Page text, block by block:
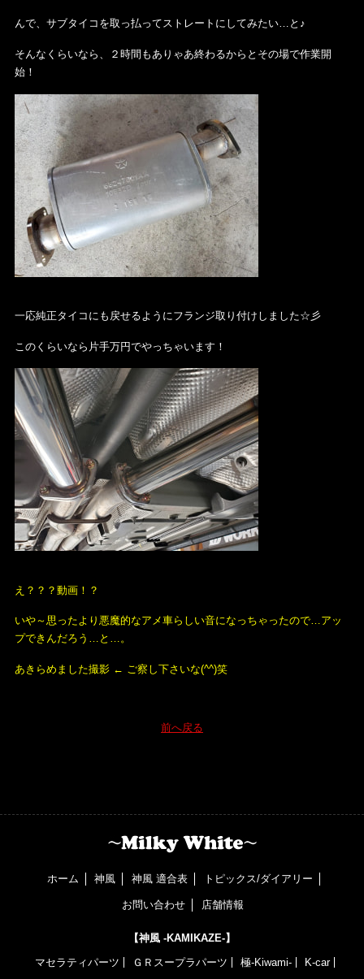
んで、サブタイコを取っ払ってストレートにしてみたい…と♪
そんなくらいなら、２時間もありゃあ終わるからとその場で作業開
始！
一応純正タイコにも戻せるようにフランジ取り付けしました☆彡
このくらいなら片手万円でやっちゃいます！
え？？？動画！？
いや～思ったより悪魔的なアメ車らしい音になっちゃったので…アッ
プできんだろう…と…。
あきらめました撮影 ← ご察し下さいな(^^)笑
前へ戻る
ホーム 神風 神風 適合表 トピックス/ダイアリー
お問い合わせ 店舗情報
【神風 -KAMIKAZE-】
マセラティパーツ
ＧＲスープラパーツ 極-Kiwami- K-car